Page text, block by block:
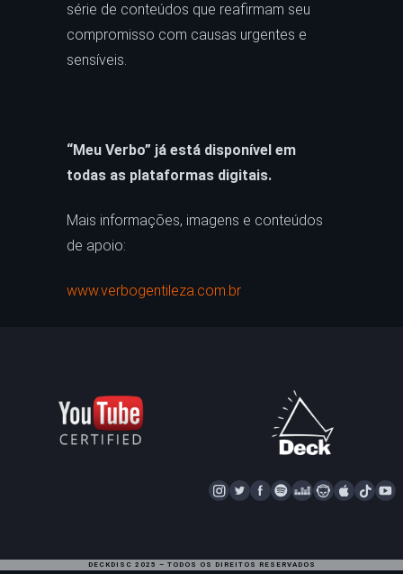
série de conteúdos que reafirmam seu
compromisso com causas urgentes e
sensíveis.
“Meu Verbo” já está disponível em
todas as plataformas digitais.
Mais informações, imagens e conteúdos
de apoio:
www.verbogentileza.com.br
I
N
T
W
F
A
S
P
D
E
N
A
A
P
T
DECKDISC 2025 – TODOS OS DIREITOS RESERVADOS